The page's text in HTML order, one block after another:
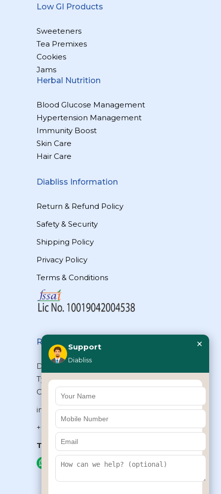
Low GI Products
Sweeteners
Tea Premixes
Cookies
Jams
Herbal Nutrition
Blood Glucose Management
Hypertension Management
Immunity Boost
Skin Care
Hair Care
Diabliss Information
Return & Refund Policy
Safety & Security
Shipping Policy
Privacy Policy
Terms & Conditions
Reach Us
Diabliss Consumer Products Pvt Ltd,
Type II/20, Dr.VSI Estate, Thiruvanmiyur,
Chennai – 600041, Tamilnadu, INDIA
info@diabliss.com
+91 44 4853 0303
Toll Free:1800 123 800000
+91 8939853354
Support
Diabliss
×